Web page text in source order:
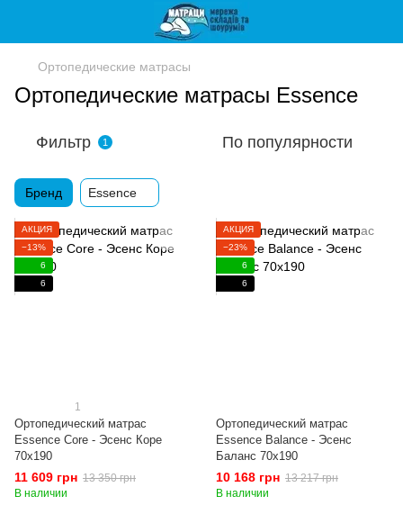
Ортопедические матрасы
Ортопедические матрасы Essence
Фильтр 1 По популярности
Бренд Essence
АКЦИЯ
−13%
6
6
1
Ортопедический матрас
Essence Core - Эсенс Коре
70x190
11 609 грн 13 350 грн
В наличии
АКЦИЯ
−23%
6
6
Ортопедический матрас
Essence Balance - Эсенс
Баланс 70x190
10 168 грн 13 217 грн
В наличии